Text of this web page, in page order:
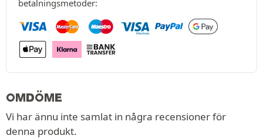
betalningsmetoder:
OMDÖME
Vi har ännu inte samlat in några recensioner för
denna produkt.